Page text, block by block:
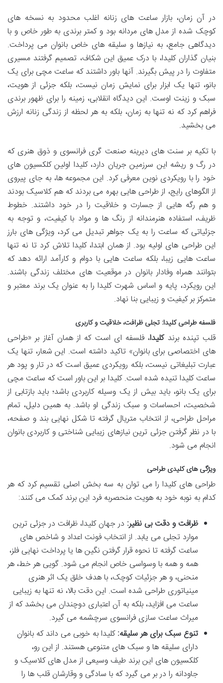
در آن زمان، بازار ساعت های زنانه اغلب محدود به نسخه های
کوچک شده از مدل های مردانه بود و کمتر برندی به طور خاص و با
دیدگاهی جامع، به نیازها و سلیقه های خاص بانوان می پرداخت.
بنیان گذاران کلیدا، با درک عمیق این شکاف، تصمیم گرفتند مسیری
متفاوت را در پیش بگیرند. آنها باور داشتند که ساعت مچی برای یک
بانو، تنها یک ابزار برای نمایش زمان نیست، بلکه جزئی از هویت،
سبک و زینت اوست. این دیدگاه انقلابی، زمینه را برای ظهور برندی
فراهم کرد که نه تنها به زمان، بلکه به هر لحظه از زندگی زنانه ارزش
می بخشید.
با تکیه بر سنت های دیرینه صنعت گری فرانسوی و ذوق هنری که
در رگ و ریشه این سرزمین جریان دارد، کلیدا اولین کلکسیون های
خود را با رویکردی نوین معرفی کرد. این مجموعه ها، به جای پیروی
از الگوهای رایج، از طراحی هایی بهره می بردند که هم کلاسیک بودند
و هم رگه هایی از جسارت و خلاقیت را در خود داشتند. خطوط
ظریف، استفاده هنرمندانه از رنگ ها و مواد با کیفیت، و توجه به
جزئیاتی که ساعت را به یک جواهر تبدیل می کرد، ویژگی های بارز
این طراحی های اولیه بود. از همان ابتدا، کلیدا تلاش کرد تا نه تنها
ساعت هایی زیبا، بلکه ساعت هایی با دوام و کارآمد ارائه دهد که
بتوانند همراه وفادار بانوان در موقعیت های مختلف زندگی باشند.
این رویکرد، پایه و اساس شهرت کلیدا را به عنوان یک برند معتبر و
متمرکز بر کیفیت و زیبایی بنا نهاد.
فلسفه طراحی کلیدا: تجلی ظرافت، خلاقیت و کاربری
قلب تپنده برندکلیدا، فلسفه ای است که از همان آغاز بر «طراحی
های اختصاصی برای بانوان» تاکید داشته است. این شعار، تنها یک
عبارت تبلیغاتی نیست، بلکه رویکردی عمیق است که در تار و پود هر
ساعت کلیدا تنیده شده است. کلیدا بر این باور است که ساعت مچی
برای یک بانو، باید بیش از یک وسیله کاربردی باشد؛ باید بازتابی از
شخصیت، احساسات و سبک زندگی او باشد. به همین دلیل، تمام
مراحل طراحی، از انتخاب متریال گرفته تا شکل نهایی بند و صفحه،
با در نظر گرفتن جزئی ترین نیازهای زیبایی شناختی و کاربردی بانوان
انجام می شود.
ویژگی های کلیدی طراحی
طراحی های کلیدا را می توان به سه بخش اصلی تقسیم کرد که هر
کدام به نوبه خود به هویت منحصربه فرد این برند کمک می کنند:
ظرافت و دقت بی نظیر: در جهان کلیدا، ظرافت در جزئی ترین
موارد تجلی می یابد. از انتخاب فونت اعداد و شاخص های
ساعت گرفته تا نحوه قرار گرفتن نگین ها یا پرداخت نهایی فلز،
همه و همه با وسواسی خاص انجام می شود. گویی هر خط، هر
منحنی، و هر جزئیات کوچک، با هدف خلق یک اثر هنری
مینیاتوری طراحی شده است. این دقت بالا، نه تنها به زیبایی
ساعت می افزاید، بلکه به آن اعتباری دوچندان می بخشد که از
میراث ساعت سازی فرانسوی سرچشمه می گیرد.
تنوع سبک برای هر سلیقه:کلیدا به خوبی می داند که بانوان
دارای سلیقه ها و سبک های متنوعی هستند. از این رو،
کلکسیون های این برند طیف وسیعی از مدل های کلاسیک و
جاودانه را در بر می گیرد که با سادگی و وقارشان قلب ها را